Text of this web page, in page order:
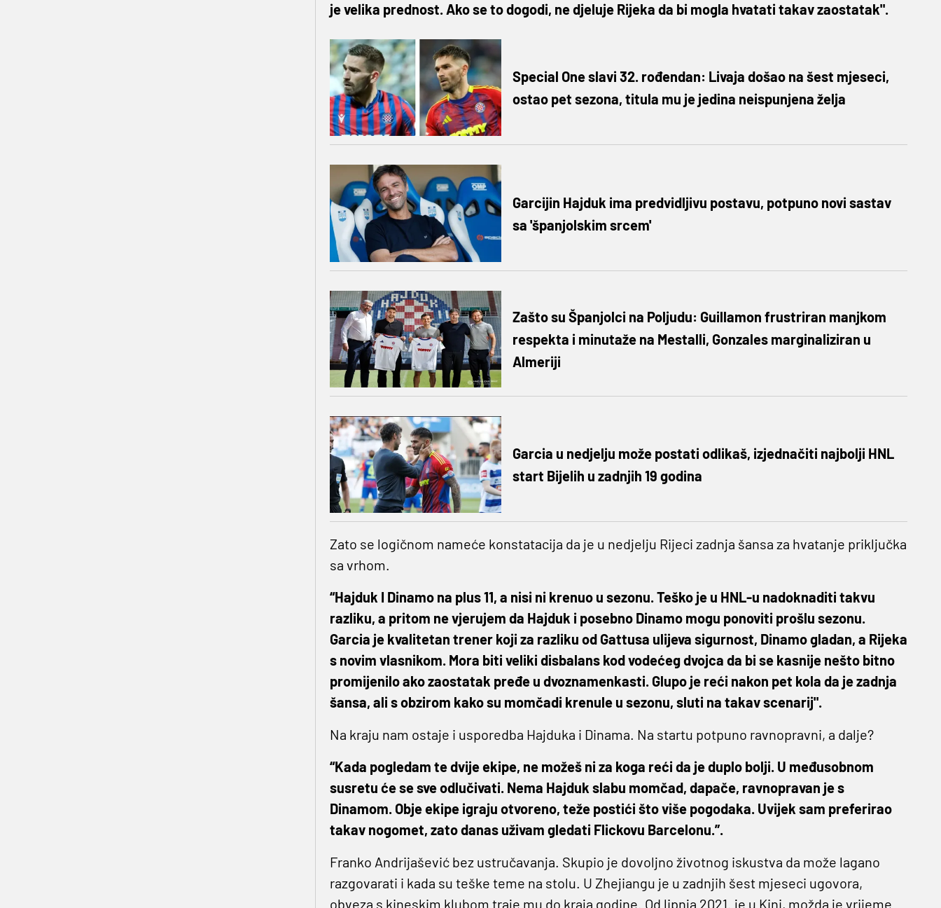
je velika prednost. Ako se to dogodi, ne djeluje Rijeka da bi mogla hvatati takav zaostatak".
Special One slavi 32. rođendan: Livaja došao na šest mjeseci,
ostao pet sezona, titula mu je jedina neispunjena želja
Garcijin Hajduk ima predvidljivu postavu, potpuno novi sastav
sa 'španjolskim srcem'
Zašto su Španjolci na Poljudu: Guillamon frustriran manjkom
respekta i minutaže na Mestalli, Gonzales marginaliziran u
Almeriji
Garcia u nedjelju može postati odlikaš, izjednačiti najbolji HNL
start Bijelih u zadnjih 19 godina
Zato se logičnom nameće konstatacija da je u nedjelju Rijeci zadnja šansa za hvatanje priključka
sa vrhom.
“Hajduk I Dinamo na plus 11, a nisi ni krenuo u sezonu. Teško je u HNL-u nadoknaditi takvu
razliku, a pritom ne vjerujem da Hajduk i posebno Dinamo mogu ponoviti prošlu sezonu.
Garcia je kvalitetan trener koji za razliku od Gattusa ulijeva sigurnost, Dinamo gladan, a Rijeka
s novim vlasnikom. Mora biti veliki disbalans kod vodećeg dvojca da bi se kasnije nešto bitno
promijenilo ako zaostatak pređe u dvoznamenkasti. Glupo je reći nakon pet kola da je zadnja
šansa, ali s obzirom kako su momčadi krenule u sezonu, sluti na takav scenarij".
Na kraju nam ostaje i usporedba Hajduka i Dinama. Na startu potpuno ravnopravni, a dalje?
“Kada pogledam te dvije ekipe, ne možeš ni za koga reći da je duplo bolji. U međusobnom
susretu će se sve odlučivati. Nema Hajduk slabu momčad, dapače, ravnopravan je s
Dinamom. Obje ekipe igraju otvoreno, teže postići što više pogodaka. Uvijek sam preferirao
takav nogomet, zato danas uživam gledati Flickovu Barcelonu.”.
Franko Andrijašević bez ustručavanja. Skupio je dovoljno životnog iskustva da može lagano
razgovarati i kada su teške teme na stolu. U Zhejiangu je u zadnjih šest mjeseci ugovora,
obveza s kineskim klubom traje mu do kraja godine. Od lipnja 2021. je u Kini, možda je vrijeme